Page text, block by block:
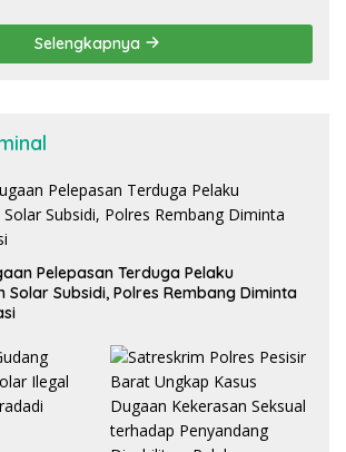
Selengkapnya
Pelepasan Terduga Pelaku
Solar Subsidi, Polres Rembang Diminta